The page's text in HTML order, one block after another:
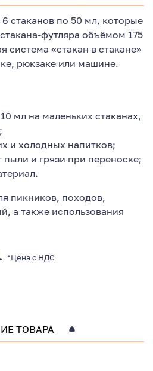
стаканов по 50 мл, которые
футляра объёмом 175
система «стакан в стакане»
рюкзаке или машине.
мл на маленьких стаканах,
и холодных напитков;
и грязи при переноске;
пикников, походов,
а также использования
*Цена с НДС
ТОВАРА